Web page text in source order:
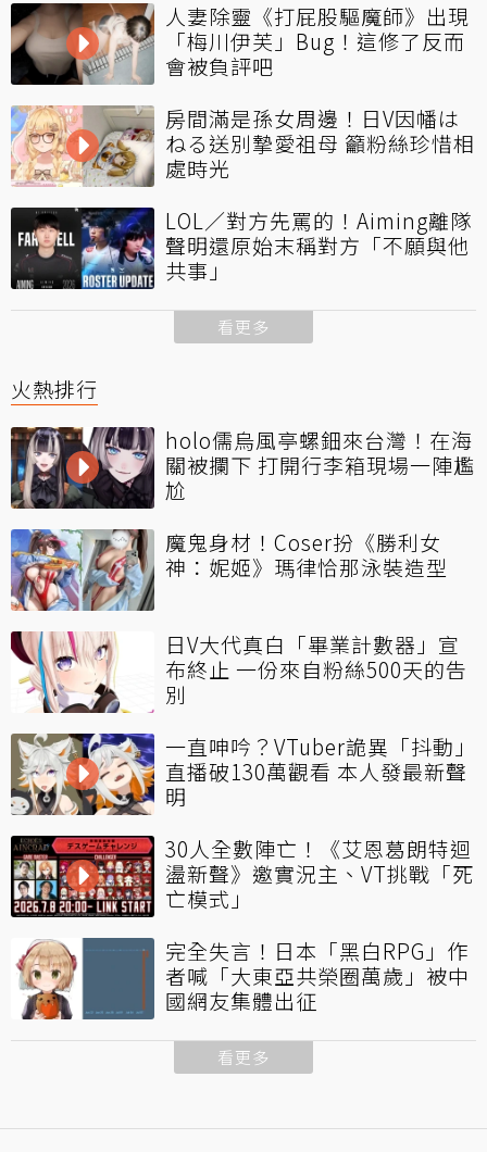
人妻除靈《打屁股驅魔師》出現
「梅川伊芙」Bug！這修了反而
會被負評吧
房間滿是孫女周邊！日V因幡は
ねる送別摯愛祖母 籲粉絲珍惜相
處時光
LOL／對方先罵的！Aiming離隊
聲明還原始末稱對方「不願與他
共事」
看更多
火熱排行
holo儒烏風亭螺鈿來台灣！在海
關被攔下 打開行李箱現場一陣尷
尬
魔鬼身材！Coser扮《勝利女
神：妮姬》瑪律恰那泳裝造型
日V大代真白「畢業計數器」宣
布終止 一份來自粉絲500天的告
別
一直呻吟？VTuber詭異「抖動」
直播破130萬觀看 本人發最新聲
明
30人全數陣亡！《艾恩葛朗特迴
盪新聲》邀實況主、VT挑戰「死
亡模式」
完全失言！日本「黑白RPG」作
者喊「大東亞共榮圈萬歲」被中
國網友集體出征
看更多